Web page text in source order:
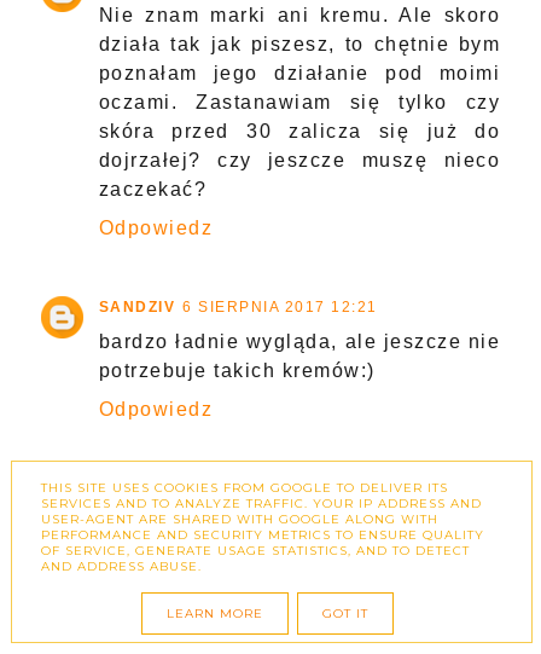
Nie znam marki ani kremu. Ale skoro
działa tak jak piszesz, to chętnie bym
poznałam jego działanie pod moimi
oczami. Zastanawiam się tylko czy
skóra przed 30 zalicza się już do
dojrzałej? czy jeszcze muszę nieco
zaczekać?
Odpowiedz
SANDZIV 6 SIERPNIA 2017 12:21
bardzo ładnie wygląda, ale jeszcze nie
potrzebuje takich kremów:)
Odpowiedz
MATKA-TESTERKA 7 SIERPNIA 2017 12:08
Jeszcze nie dla mnie ale niedługo
trzeba się będzie rozejrzeć za
Odpowiedz
THIS SITE USES COOKIES FROM GOOGLE TO DELIVER ITS
SERVICES AND TO ANALYZE TRAFFIC. YOUR IP ADDRESS AND
USER-AGENT ARE SHARED WITH GOOGLE ALONG WITH
PERFORMANCE AND SECURITY METRICS TO ENSURE QUALITY
OF SERVICE, GENERATE USAGE STATISTICS, AND TO DETECT
AND ADDRESS ABUSE.
LEARN MORE GOT IT